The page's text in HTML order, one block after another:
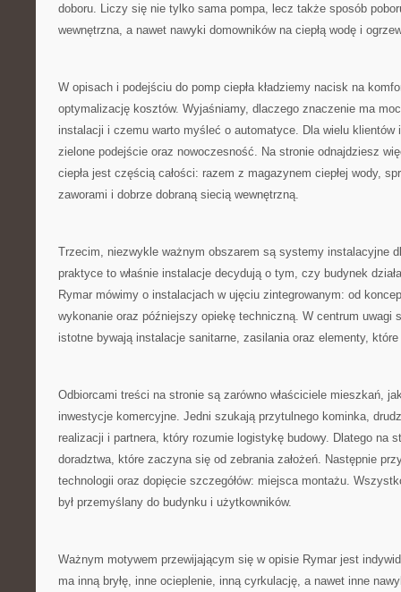
doboru. Liczy się nie tylko sama pompa, lecz także sposób
wewnętrzna, a nawet nawyki domowników na ciepłą wodę i
W opisach i podejściu do pomp ciepła kładziemy nacisk na
optymalizację kosztów. Wyjaśniamy, dlaczego znaczenie ma
instalacji i czemu warto myśleć o automatyce. Dla wielu klientów
zielone podejście oraz nowoczesność. Na stronie odnajdziesz
ciepła jest częścią całości: razem z magazynem ciepłej wody,
zaworami i dobrze dobraną siecią wewnętrzną.
Trzecim, niezwykle ważnym obszarem są systemy instalacyjne
praktyce to właśnie instalacje decydują o tym, czy budynek
Rymar mówimy o instalacjach w ujęciu zintegrowanym: od
wykonanie oraz późniejszy opiekę techniczną. W centrum uwagi
istotne bywają instalacje sanitarne, zasilania oraz elementy,
Odbiorcami treści na stronie są zarówno właściciele mieszkań,
inwestycje komercyjne. Jedni szukają przytulnego kominka,
realizacji i partnera, który rozumie logistykę budowy. Dlatego na
doradztwa, które zaczyna się od zebrania założeń. Następnie
technologii oraz dopięcie szczegółów: miejsca montażu.
był przemyślany do budynku i użytkowników.
Ważnym motywem przewijającym się w opisie Rymar jest
ma inną bryłę, inne ocieplenie, inną cyrkulację, a nawet inne